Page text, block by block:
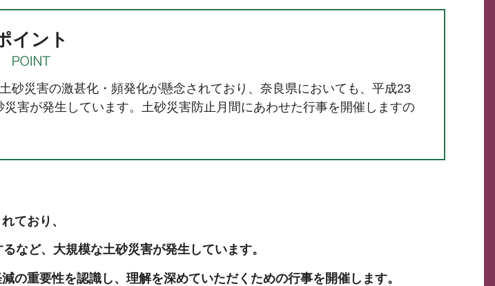
イント
砂災害の激甚化・頻発化が懸念されており、奈良県においても、平成23
害が発生しています。土砂災害防止月間にあわせた行事を開催しますの
ており、
など、大規模な土砂災害が発生しています。
重要性を認識し、理解を深めていただくための行事を開催します。